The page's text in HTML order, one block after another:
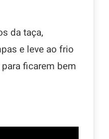
da taça,
e leve ao frio
ficarem bem